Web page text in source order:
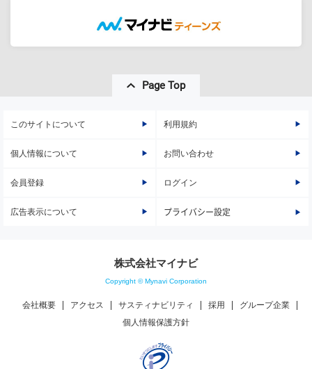
Page Top
このサイトについて 利用規約
個人情報について お問い合わせ
会員登録 ログイン
広告表示について プライバシー設定
株式会社マイナビ
Copyright © Mynavi Corporation
会社概要 アクセス サスティナビリティ 採用
グループ企業
個人情報保護方針